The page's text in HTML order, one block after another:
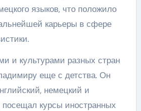
языков, что положило
карьеры в сфере
и культурами разных стран
еще с детства. Он
немецкий и
посещал курсы иностранных